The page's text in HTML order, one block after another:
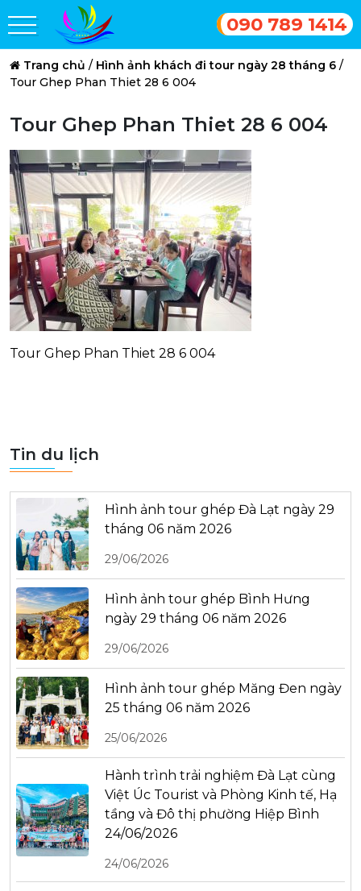
090 789 1414
Trang chủ / Hình ảnh khách đi tour ngày 28 tháng 6 /
Tour Ghep Phan Thiet 28 6 004
Tour Ghep Phan Thiet 28 6 004
Tour Ghep Phan Thiet 28 6 004
Tin du lịch
Hình ảnh tour ghép Đà Lạt ngày 29
tháng 06 năm 2026
29/06/2026
Hình ảnh tour ghép Bình Hưng
ngày 29 tháng 06 năm 2026
29/06/2026
Hình ảnh tour ghép Măng Đen ngày
25 tháng 06 năm 2026
25/06/2026
Hành trình trải nghiệm Đà Lạt cùng
Việt Úc Tourist và Phòng Kinh tế, Hạ
tầng và Đô thị phường Hiệp Bình
24/06/2026
24/06/2026